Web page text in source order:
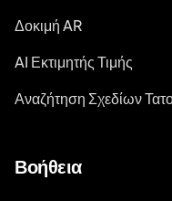
Δοκιμή AR
AI Εκτιμητής Τιμής
Αναζήτηση Σχεδίων
Βοήθεια